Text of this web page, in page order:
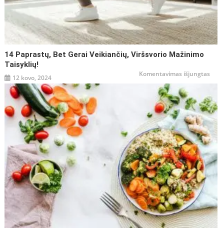
14 Paprastų, Bet Gerai Veikiančių, Viršsvorio Mažinimo
Taisyklių!
12 kovo, 2024 Komentavimas išjungtasįraše
gerai